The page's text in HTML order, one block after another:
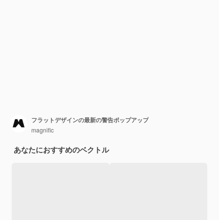
フラットデザインの最新の警告ポップアップ
magnific
あなたにおすすめのベクトル